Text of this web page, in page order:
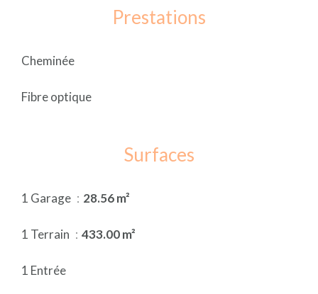
Prestations
Cheminée
Fibre optique
Surfaces
1 Garage 28.56 m²
1 Terrain 433.00 m²
1 Entrée